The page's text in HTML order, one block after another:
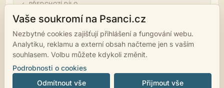
← PŘEDCHOZÍ DÍLO
Rozměr vesmíru
NÁSLEDUJÍCÍ DÍLO →
Zavolejte psychiatra
Vaše soukromí na Psanci.cz
Nezbytné cookies zajišťují přihlášení a fungování webu.
Analytiku, reklamu a externí obsah načteme jen s vaším
souhlasem. Volbu můžete kdykoli změnit.
Podrobnosti o cookies
Odmítnout vše
Přijmout vše